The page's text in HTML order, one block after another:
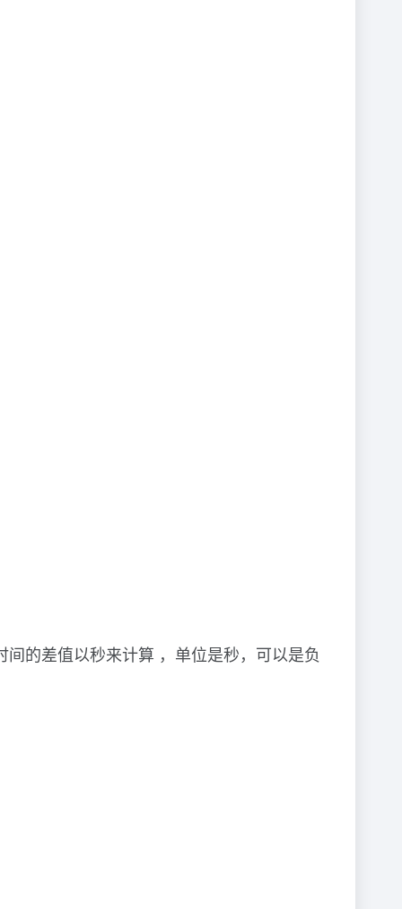
的差值以秒来计算 ，单位是秒，可以是负